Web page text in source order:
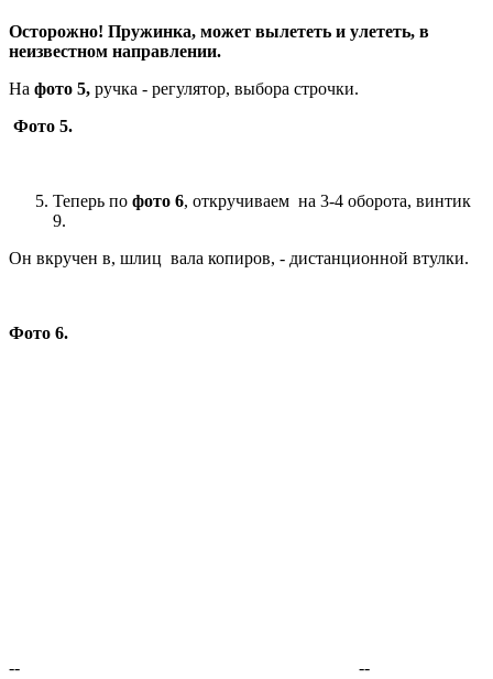
Осторожно! Пружинка, может вылететь и улететь, в
неизвестном направлении.
На фото 5, ручка - регулятор, выбора строчки.
Фото 5.
Теперь по фото 6, откручиваем на 3-4 оборота, винтик
9.
Он вкручен в, шлиц вала копиров, - дистанционной втулки.
Фото 6.
--
--